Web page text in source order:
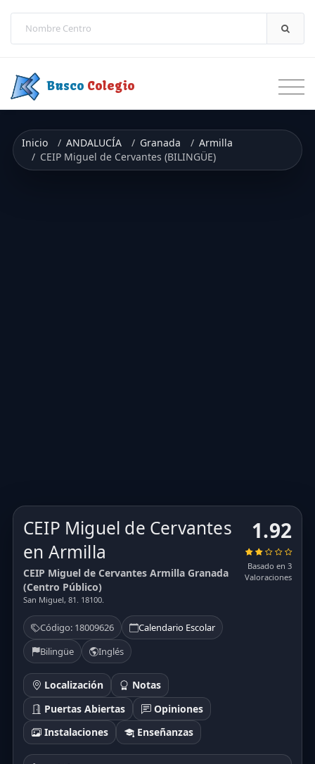
Busco Colegio
Inicio ANDALUCÍA Granada
Armilla
CEIP Miguel de Cervantes (BILINGÜE)
CEIP Miguel de Cervantes
en Armilla
CEIP Miguel de Cervantes Armilla Granada
(Centro Público)
San Miguel, 81. 18100.
Código: 18009626
Calendario Escolar
Bilingüe
Inglés
Localización
Notas
Puertas Abiertas
Opiniones
Instalaciones
Enseñanzas
1.92
Basado en 3
Valoraciones